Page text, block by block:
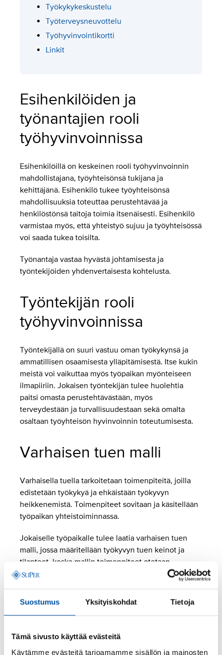
Suostumus Yksityiskohdat Tietoja
Tämä sivusto käyttää evästeitä
Käytämme evästeitä tarjoamamme sisällön ja mainosten
Työkykykeskustelu
Työterveysneuvottelu
Työhyvinvointikortti
Linkit
Esihenkilöiden ja
työnantajien rooli
työhyvinvoinnissa
Esihenkilöillä on keskeinen rooli työhyvinvoinnin
mahdollistajana, työyhteisönsä tukijana ja
kehittäjänä. Esihenkilö tukee työyhteisönsä
mahdollisuuksia toteuttaa perustehtävää ja
henkilöstönsä taitoja toimia itsenäisesti. Esihenkilö
varmistaa myös, että yhteistyö sujuu ja työyhteisössä
voi saada tukea toisilta.
Työnantaja vastaa hyvästä johtamisesta ja
työntekijöiden yhdenvertaisesta kohtelusta.
Työntekijän rooli
työhyvinvoinnissa
Työntekijällä on suuri vastuu oman työkykynsä ja
ammatillisen osaamisesta ylläpitämisestä. Itse kukin
meistä voi vaikuttaa myös työpaikan myönteiseen
ilmapiiriin. Jokaisen työntekijän tulee huolehtia
paitsi omasta perustehtävästään, myös
terveydestään ja turvallisuudestaan sekä omalta
osaltaan työyhteisön hyvinvoinnin toteutumisesta.
Varhaisen tuen malli
Varhaisella tuella tarkoitetaan toimenpiteitä, joilla
edistetään työkykyä ja ehkäistään työkyvyn
heikkenemistä. Toimenpiteet sovitaan ja käsitellään
työpaikan yhteistoiminnassa.
Jokaiselle työpaikalle tulee laatia varhaisen tuen
malli, jossa määritellään työkyvyn tuen keinot ja
tilanteet, koska mallin toimenpiteet otetaan
käyttöön.
tuesta, tehostetusta tuesta ja työhön paluun tuesta.
esille kuka vaan työyhteisön jäsen, työsuojelu tai
työterveyshuolto.